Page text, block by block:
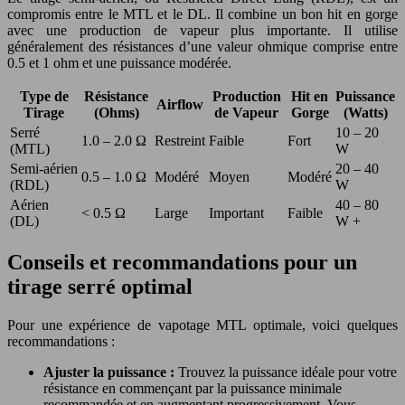
compromis entre le MTL et le DL. Il combine un bon hit en gorge
avec une production de vapeur plus importante. Il utilise
généralement des résistances d’une valeur ohmique comprise entre
0.5 et 1 ohm et une puissance modérée.
Type de
Tirage
Résistance
(Ohms)
Airflow
Production
de Vapeur
Hit en
Gorge
Puissance
(Watts)
Serré
(MTL)
1.0 – 2.0 Ω Restreint Faible Fort
10 – 20
W
Semi-aérien
(RDL)
0.5 – 1.0 Ω Modéré Moyen Modéré
20 – 40
W
Aérien
(DL)
< 0.5 Ω Large Important Faible
40 – 80
W +
Conseils et recommandations pour un
tirage serré optimal
Pour une expérience de vapotage MTL optimale, voici quelques
recommandations :
Ajuster la puissance : Trouvez la puissance idéale pour votre
résistance en commençant par la puissance minimale